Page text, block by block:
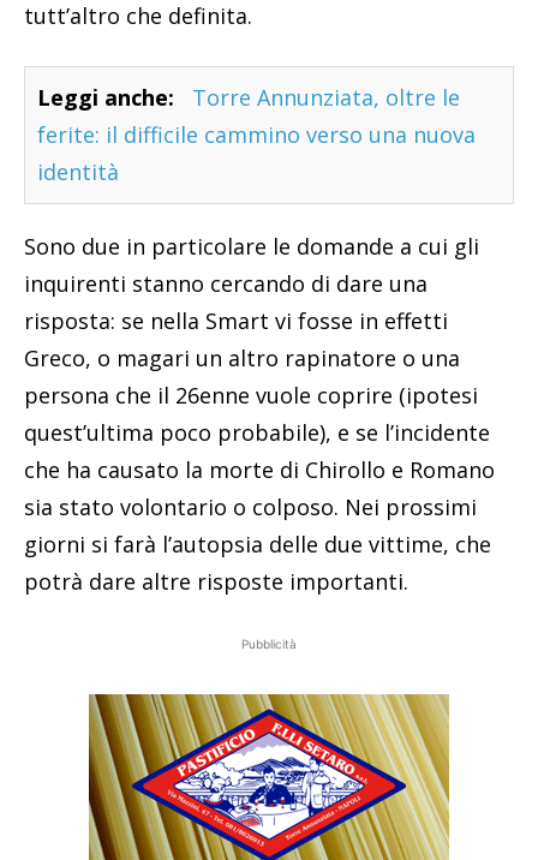
tutt’altro che definita.
Leggi anche:
Torre Annunziata, oltre le
ferite: il difficile cammino verso una nuova
identità
Sono due in particolare le domande a cui gli
inquirenti stanno cercando di dare una
risposta: se nella Smart vi fosse in effetti
Greco, o magari un altro rapinatore o una
persona che il 26enne vuole coprire (ipotesi
quest’ultima poco probabile), e se l’incidente
che ha causato la morte di Chirollo e Romano
sia stato volontario o colposo. Nei prossimi
giorni si farà l’autopsia delle due vittime, che
potrà dare altre risposte importanti.
Pubblicità